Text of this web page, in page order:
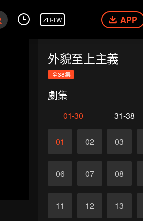
ZH-TW APP
外貌至上主義
全38集
劇集
01-30 31-38
01 02 03
06 07 08
11 12 13